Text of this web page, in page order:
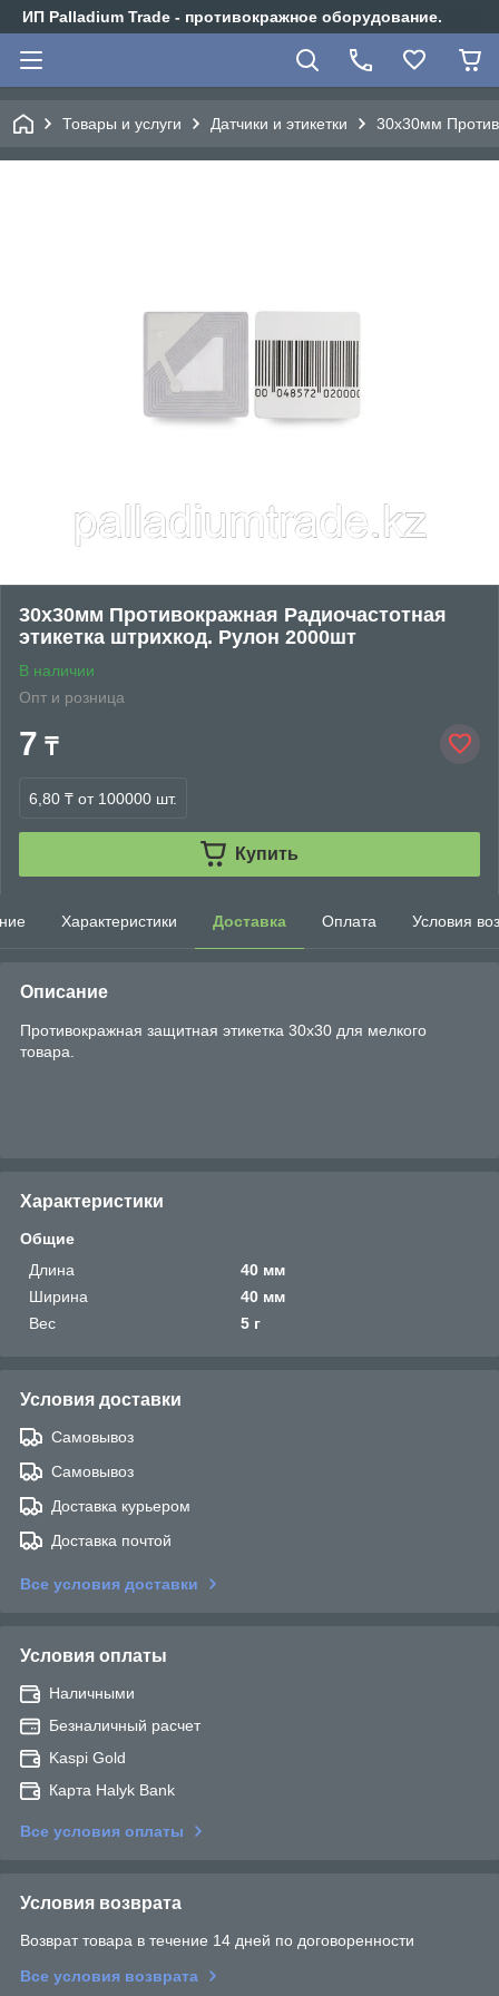
ИП Palladium Trade - противокражное оборудование.
Товары и услуги Датчики и этикетки 30х30мм
30х30мм Противокражная Радиочастотная
этикетка штрихкод. Рулон 2000шт
В наличии
Опт и розница
7 ₸
6,80 ₸ от 100000 шт.
Купить
Характеристики Доставка Оплата Условия
Описание
Противокражная защитная этикетка 30х30 для мелкого
товара.
Характеристики
Общие
Длина
40 мм
Ширина
40 мм
Вес
5 г
Условия доставки
Самовывоз
Самовывоз
Доставка курьером
Доставка почтой
Все условия доставки
Условия оплаты
Наличными
Безналичный расчет
Kaspi Gold
Карта Halyk Bank
Все условия оплаты
Условия возврата
Возврат товара в течение 14 дней по договоренности
Все условия возврата